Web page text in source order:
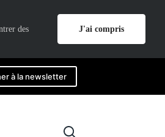
à la newsletter
des
J'ai compris